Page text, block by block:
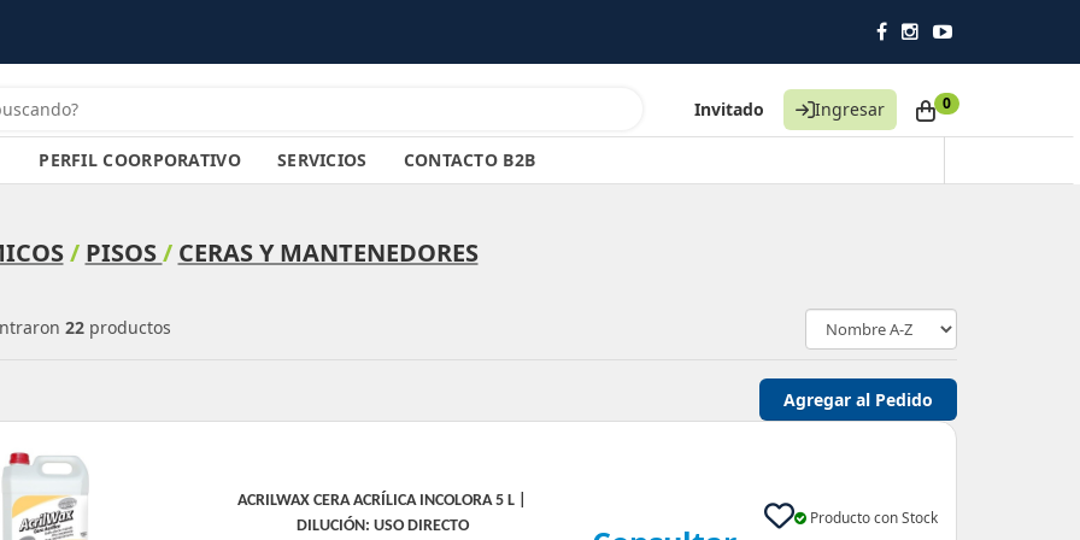
Pedí antes de las 11
Invitado Ingresar 0
PERFIL COORPORATIVO SERVICIOS CONTACTO B2B
/ PISOS/ CERAS Y MANTENEDORES
22 productos
ACRILWAX CERA ACRÍLICA INCOLORA 5 L |
DILUCIÓN: USO DIRECTO
Producto con Stock